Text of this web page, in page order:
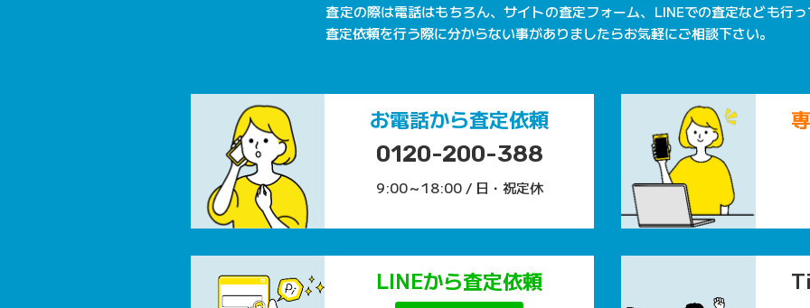
査定の際は電話はもちろん、サイトの査定フォーム、LINEでの査定なども行っ
査定依頼を行う際に分からない事がありましたらお気軽にご相談下さい。
お電話から査定依頼
0120-200-388
9:00～18:00 / 日・祝定休
LINEから査定依頼